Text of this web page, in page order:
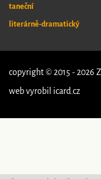
taneční
literárně-dramatický
copyright © 2015 - 2026
web vyrobil icard.cz